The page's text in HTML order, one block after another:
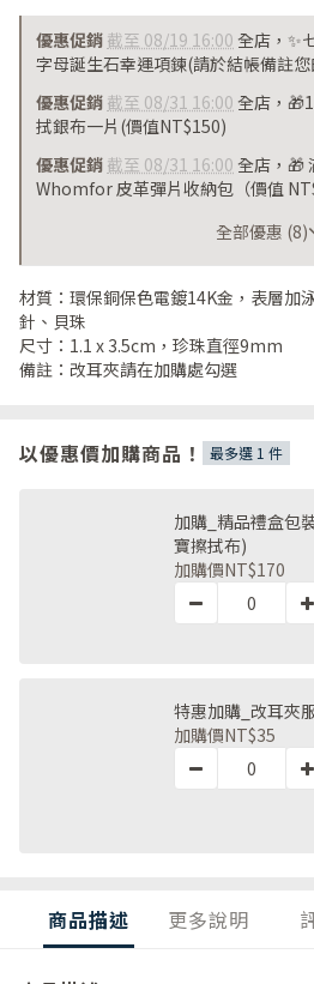
優惠促銷 截至 08/19 16:00 全店，✨
字母誕生石幸運項鍊(請於結帳備註
優惠促銷 截至 08/31 16:00 全店，
拭銀布一片(價值NT$150)
優惠促銷 截至 08/31 16:00 全店，🎁
Whomfor 皮革彈片收納包（價值
全部優惠 (8)
材質：環保銅保色電鍍14K金，表層加
針、貝珠
尺寸：1.1 x 3.5cm，珍珠直徑9mm
備註：改耳夾請在加購處勾選
以優惠價加購商品！ 最多選 1 件
加購_精品禮盒包
寶擦拭布)
加購價NT$170
特惠加購_改耳夾
加購價NT$35
商品描述 更多說明